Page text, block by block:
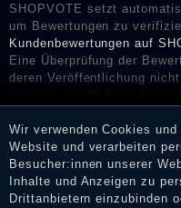
SHOPVOTE setzt
um Bewertungen zu
Kundenbewertungen auf
Eine Überprüfung der
deren Veröffentlichung
Erhalt einer
Bewertungen verifizieren
Shop informieren.
Wir verwenden Cookies
Website und verarbeiten
Besucher:innen unserer
Inhalte und Anzeigen zu
Drittanbietern einzubinden